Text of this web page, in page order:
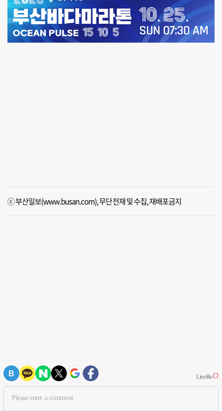
ⓒ 부산일보(www.busan.com), 무단전재 및 수집, 재배포금지